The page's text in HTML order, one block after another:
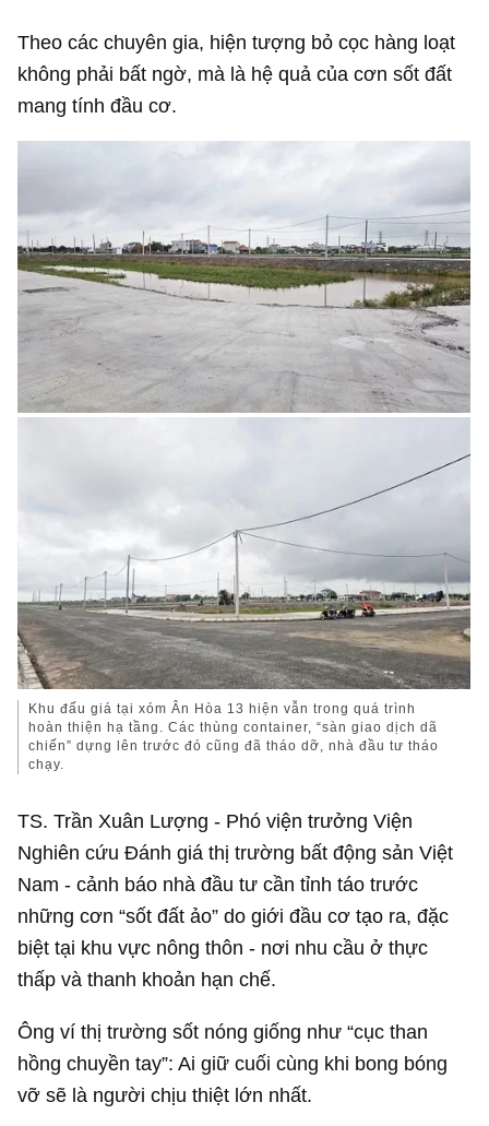
Theo các chuyên gia, hiện tượng bỏ cọc hàng loạt
không phải bất ngờ, mà là hệ quả của cơn sốt đất
mang tính đầu cơ.
Khu đấu giá tại xóm Ân Hòa 13 hiện vẫn trong quá trình
hoàn thiện hạ tầng. Các thùng container, “sàn giao dịch dã
chiến” dựng lên trước đó cũng đã tháo dỡ, nhà đầu tư tháo
chạy.
TS. Trần Xuân Lượng - Phó viện trưởng Viện
Nghiên cứu Đánh giá thị trường bất động sản Việt
Nam - cảnh báo nhà đầu tư cần tỉnh táo trước
những cơn “sốt đất ảo” do giới đầu cơ tạo ra, đặc
biệt tại khu vực nông thôn - nơi nhu cầu ở thực
thấp và thanh khoản hạn chế.
Ông ví thị trường sốt nóng giống như “cục than
hồng chuyền tay”: Ai giữ cuối cùng khi bong bóng
vỡ sẽ là người chịu thiệt lớn nhất.